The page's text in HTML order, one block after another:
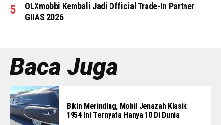
OLXmobbi Kembali Jadi Official Trade-In Partner
GIIAS 2026
Baca Juga
Bikin Merinding, Mobil Jenazah Klasik
1954 Ini Ternyata Hanya 10 Di Dunia